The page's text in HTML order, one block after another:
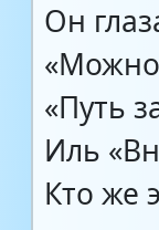
Он
«Можно
«Путь
Иль
Кто же